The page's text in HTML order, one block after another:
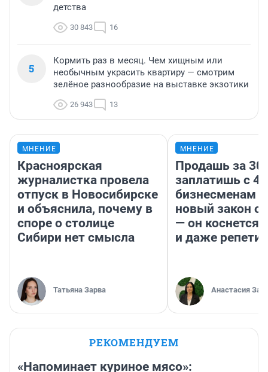
детства
30 843 16
5
Кормить раз в месяц. Чем хищным или
необычным украсить квартиру — смотрим
зелёное разнообразие на выставке экзотики
26 943 13
МНЕНИЕ
Красноярская
журналистка провела
отпуск в Новосибирске
и объяснила, почему в
споре о столице
Сибири нет смысла
Татьяна Зарва
МНЕНИЕ
Продашь за
заплатишь с
бизнесменам
новый закон о
— он коснется
и даже
Анастасия
РЕКОМЕНДУЕМ
«Напоминает куриное мясо»: